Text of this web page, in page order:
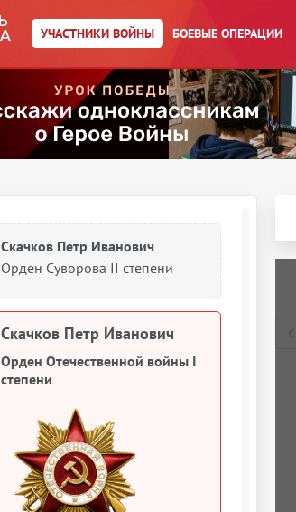
УЧАСТНИКИ ВОЙНЫ БОЕВЫЕ ОПЕРАЦИИ
степени
Скачков Петр Иванович
Орден Красного Знамени
Скачков Петр Иванович
Орден Суворова II степени
Скачков Петр Иванович
Орден Отечественной войны I
степени